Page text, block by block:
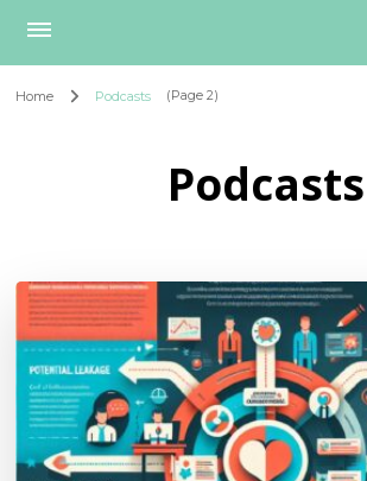
Home Podcasts (Page 2)
Podcasts